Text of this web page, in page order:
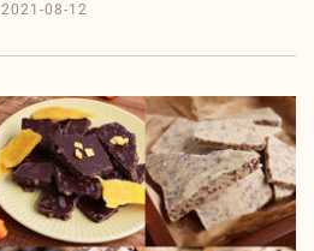
2021-08-12